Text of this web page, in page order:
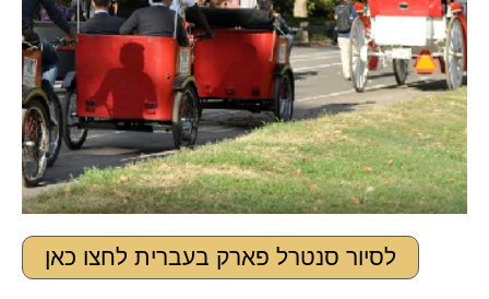
לסיור סנטרל פארק בעברית לחצו כאן